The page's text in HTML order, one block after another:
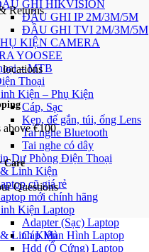
GHI HIKVISION
ĐẦU GHI IP 2M/3M/5M
ĐẦU GHI TVI 2M/3M/5M
KIỆN CAMERA
YOOSEE
– MTB
Thoại
Kiện – Phụ Kiện
Cáp, Sạc
Kẹp, đế gắn, túi, ống Lens
Tai nghe Bluetooth
Tai nghe có dây
Dự Phòng Điện Thoại
Linh Kiện
cũ giá rẻ
mới chính hãng
Kiện Laptop
Adapter (Sạc) Laptop
Cáp Màn Hình Laptop
Hdd (Ổ Cứng) Laptop
Returns
above €100
Care
Questions
Linh Kiện